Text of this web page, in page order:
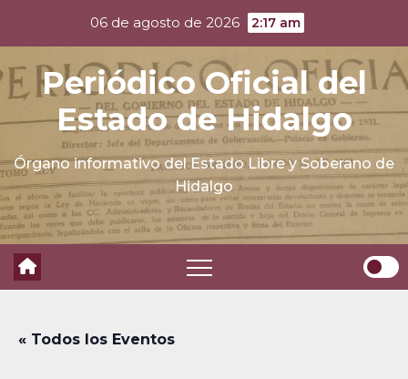
content
06 de agosto de 2026 2:17 am
Periódico Oficial del
Estado de Hidalgo
Órgano informativo del Estado Libre y Soberano de
Hidalgo
« Todos los Eventos